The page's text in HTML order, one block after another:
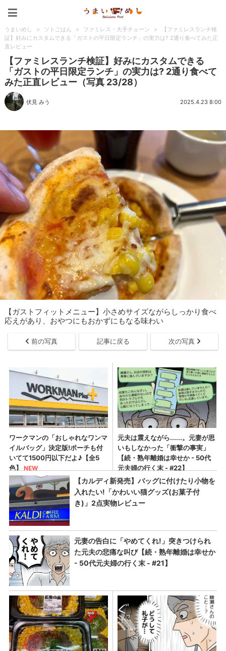
うまいめし > ソトごはん > ファミレス・大手チェーン >
【ファミレスランチ検
証】好みにカスタムできる「ガストの平日限定ランチ」の実力は? 2通り食べてみた正
直レビュー
【ファミレスランチ検証】好みにカスタムできる
「ガストの平日限定ランチ」の実力は? 2通り食べて
みた正直レビュー（写真 23/28）
伏見 みう 2025.4.23 8:00
【ガストフィットメニュー】小さめサイズながらしっかり食べ
応えがあり、おやつにもおかずにもなる味わい
前の写真 記事に戻る 次の写真